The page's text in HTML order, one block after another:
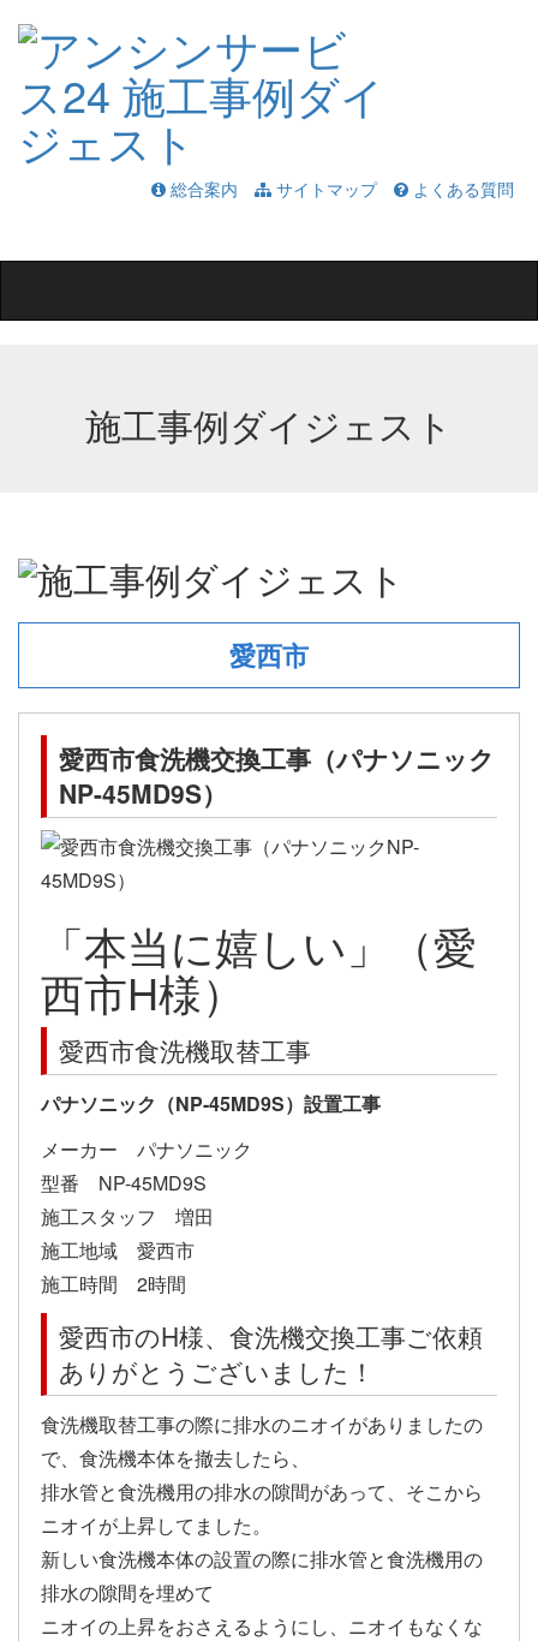
総合案内 サイトマップ
よくある質問
施工事例ダイジェスト
愛西市
愛西市食洗機交換工事（パナソニック
NP-45MD9S）
「本当に嬉しい」（愛
西市H様）
愛西市食洗機取替工事
パナソニック（NP-45MD9S）設置工事
メーカー パナソニック
型番 NP-45MD9S
施工スタッフ 増田
施工地域 愛西市
施工時間 2時間
愛西市のH様、食洗機交換工事ご依頼
ありがとうございました！
食洗機取替工事の際に排水のニオイがありましたの
で、食洗機本体を撤去したら、
排水管と食洗機用の排水の隙間があって、そこから
ニオイが上昇してました。
新しい食洗機本体の設置の際に排水管と食洗機用の
排水の隙間を埋めて
ニオイの上昇をおさえるようにし、ニオイもなくな